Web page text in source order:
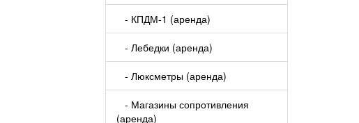
- КПДМ-1 (аренда)
- Лебедки (аренда)
- Люксметры (аренда)
- Магазины сопротивления
(аренда)